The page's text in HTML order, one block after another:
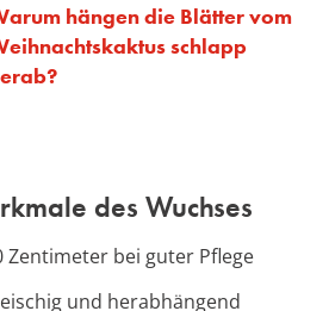
hängen die Blätter vom
schlapp
des Wuchses
Zentimeter bei guter Pflege
und herabhängend